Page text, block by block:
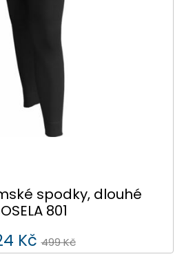
spodky, dlouhé
801
Kč 499 Kč